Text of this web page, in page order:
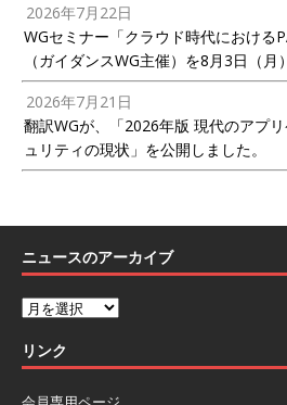
2026年7月22日
WGセミナー「クラウド時代における
（ガイダンスWG主催）を8月3日（月
2026年7月21日
翻訳WGが、「2026年版 現代のアプ
ュリティの現状」を公開しました。
ニュースのアーカイブ
リンク